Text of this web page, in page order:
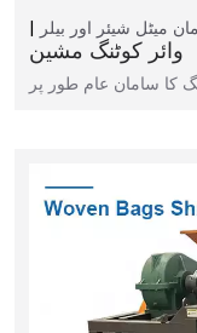
میٹل شیئر اور بیلر
وائر کوٹنگ مشین